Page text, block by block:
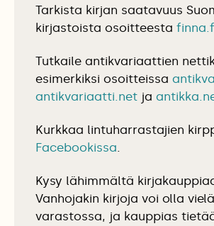
Tarkista kirjan saatavuus
kirjastoista osoitteesta
Tutkaile antikvariaattien
esimerkiksi osoitteissa
antikvariaatti.net ja
Kurkkaa lintuharrastajien
Facebookissa.
Kysy lähimmältä
Vanhojakin kirjoja voi olla vielä
varastossa, ja kauppias